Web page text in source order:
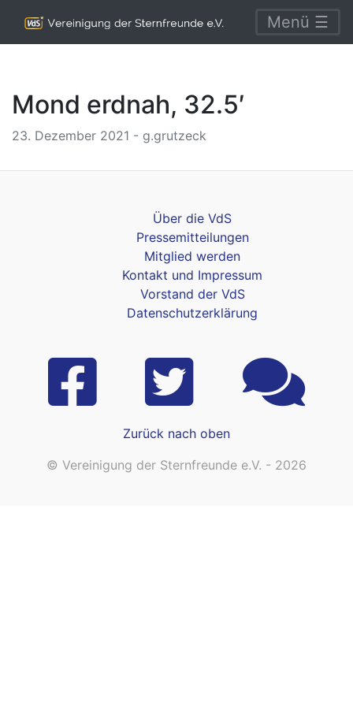
Menü ☰
Mond erdnah, 32.5′
23. Dezember 2021 - g.grutzeck
Über die VdS
Pressemitteilungen
Mitglied werden
Kontakt und Impressum
Vorstand der VdS
Datenschutzerklärung
Zurück nach oben
© Vereinigung der Sternfreunde e.V. - 2026